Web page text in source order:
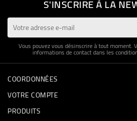
S'INSCRIRE À LA
Vous pouvez vous désinscrire à tout moment.
informations de contact dans les
COORDONNÉES
VOTRE COMPTE
PRODUITS